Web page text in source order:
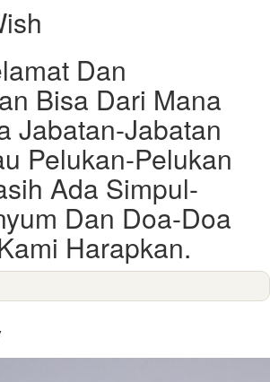
Dan
Bisa Dari Mana
Jabatan-Jabatan
Pelukan-Pelukan
Ada Simpul-
Dan Doa-Doa
Harapkan.​​